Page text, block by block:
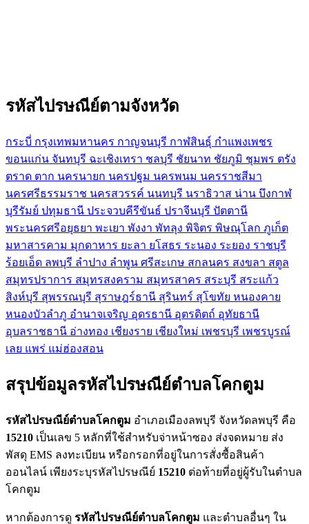
รหัสไปรษณีย์ตามจังหวัด
กระบี่ กรุงเทพมหานคร กาญจนบุรี กาฬสินธุ์ กำแพงเพชร
ขอนแก่น จันทบุรี ฉะเชิงเทรา ชลบุรี ชัยนาท ชัยภูมิ ชุมพร ตรัง
ตราด ตาก นครนายก นครปฐม นครพนม นครราชสีมา
นครศรีธรรมราช นครสวรรค์ นนทบุรี นราธิวาส น่าน บึงกาฬ
บุรีรัมย์ ปทุมธานี ประจวบคีรีขันธ์ ปราจีนบุรี ปัตตานี
พระนครศรีอยุธยา พะเยา พังงา พัทลุง พิจิตร พิษณุโลก ภูเก็ต
มหาสารคาม มุกดาหาร ยะลา ยโสธร ระนอง ระยอง ราชบุรี
ร้อยเอ็ด ลพบุรี ลำปาง ลำพูน ศรีสะเกษ สกลนคร สงขลา สตูล
สมุทรปราการ สมุทรสงคราม สมุทรสาคร สระบุรี สระแก้ว
สิงห์บุรี สุพรรณบุรี สุราษฎร์ธานี สุรินทร์ สุโขทัย หนองคาย
หนองบัวลำภู อำนาจเจริญ อุดรธานี อุตรดิตถ์ อุทัยธานี
อุบลราชธานี อ่างทอง เชียงราย เชียงใหม่ เพชรบุรี เพชรบูรณ์
เลย แพร่ แม่ฮ่องสอน
สรุปข้อมูลรหัสไปรษณีย์ตำบลโคกตูม
รหัสไปรษณีย์ตำบลโคกตูม อำเภอเมืองลพบุรี จังหวัดลพบุรี คือ
15210 เป็นเลข 5 หลักที่ใช้สำหรับจ่าหน้าซอง ส่งจดหมาย ส่ง
พัสดุ EMS ลงทะเบียน หรือกรอกที่อยู่ในการสั่งซื้อสินค้า
ออนไลน์ เพียงระบุรหัสไปรษณีย์ 15210 ต่อท้ายที่อยู่ผู้รับในตำบล
โคกตูม
หากต้องการดู รหัสไปรษณีย์ตำบลโคกตูม และตำบลอื่นๆ ใน